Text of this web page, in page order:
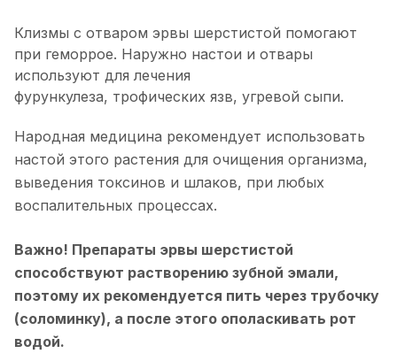
Клизмы с отваром эрвы шерстистой помогают
при геморрое. Наружно настои и отвары
используют для лечения
фурункулеза, трофических язв, угревой сыпи.
Народная медицина рекомендует использовать
настой этого растения для очищения организма,
выведения токсинов и шлаков, при любых
воспалительных процессах.
Важно! Препараты эрвы шерстистой
способствуют растворению зубной эмали,
поэтому их рекомендуется пить через трубочку
(соломинку), а после этого ополаскивать рот
водой.